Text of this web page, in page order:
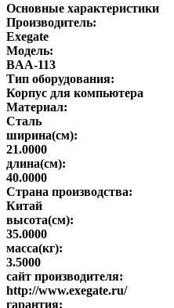
Основные характеристики
Производитель:
Exegate
Модель:
BAA-113
Тип оборудования:
Корпус для компьютера
Материал:
Сталь
ширина(см):
21.0000
длина(см):
40.0000
Страна производства:
Китай
высота(см):
35.0000
масса(кг):
3.5000
сайт производителя:
http://www.exegate.ru/
гарантия: